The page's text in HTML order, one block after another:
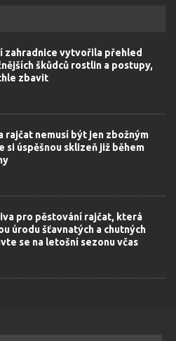
zahradnice vytvořila přehled
škůdců rostlin a postupy,
zbavit
rajčat nemusí být jen zbožným
si úspěšnou sklizeň již během
pro pěstování rajčat, která
úrodu šťavnatých a chutných
se na letošní sezonu včas